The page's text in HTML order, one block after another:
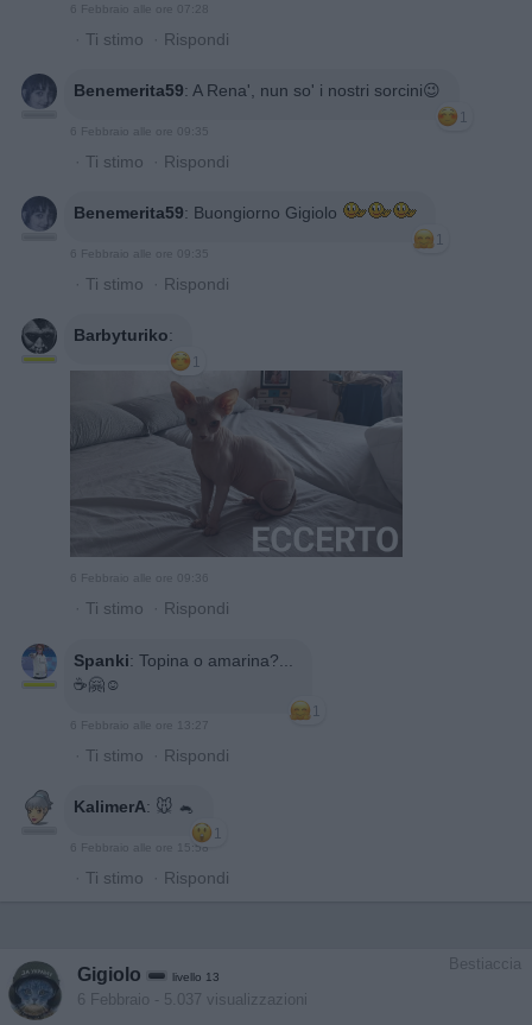
6 Febbraio alle ore 07:28
· Ti stimo · Rispondi
Benemerita59: A Rena', nun so' i nostri sorcini😉
1
6 Febbraio alle ore 09:35
· Ti stimo · Rispondi
Benemerita59: Buongiorno Gigiolo
1
6 Febbraio alle ore 09:35
· Ti stimo · Rispondi
Barbyturiko:
1
· Ti stimo · Rispondi
Spanki: Topina o amarina?...
☕🤗☺️
1
6 Febbraio alle ore 13:27
· Ti stimo · Rispondi
KalimerA: 🐭 🐁
1
6 Febbraio alle ore 15:58
· Ti stimo · Rispondi
Bestiaccia
Gigiolo livello 13
6 Febbraio - 5.037 visualizzazioni